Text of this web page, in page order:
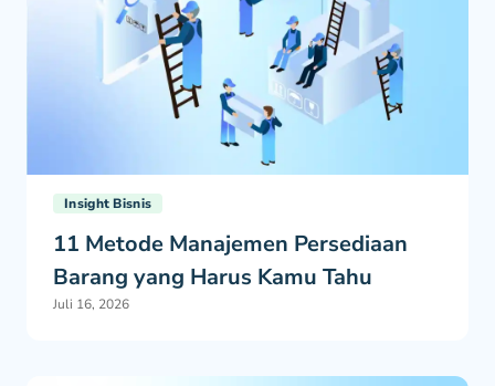
Insight Bisnis
11 Metode Manajemen Persediaan
Barang yang Harus Kamu Tahu
Juli 16, 2026